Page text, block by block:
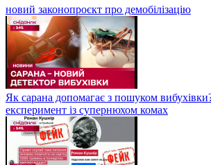
новий законопроєкт про демобілізацію
Як сарана допомагає з пошуком
експеримент із супернюхом комах